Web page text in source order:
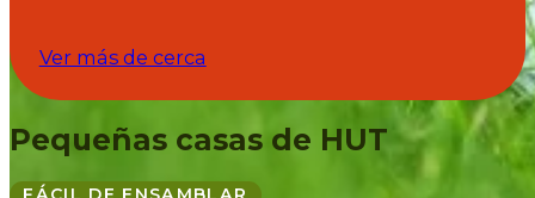
Ver más de cerca
Pequeñas casas de HUT